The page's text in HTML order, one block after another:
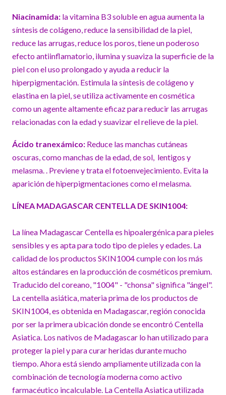
Niacinamida: la vitamina B3 soluble en agua aumenta la
síntesis de colágeno, reduce la sensibilidad de la piel,
reduce las arrugas, reduce los poros, tiene un poderoso
efecto antiinflamatorio, ilumina y suaviza la superficie de la
piel con el uso prolongado y ayuda a reducir la
hiperpigmentación. Estimula la síntesis de colágeno y
elastina en la piel, se utiliza activamente en cosmética
como un agente altamente eficaz para reducir las arrugas
relacionadas con la edad y suavizar el relieve de la piel.
Ácido tranexámico: Reduce las manchas cutáneas
oscuras, como manchas de la edad, de sol, lentigos y
melasma. . Previene y trata el fotoenvejecimiento. Evita la
aparición de hiperpigmentaciones como el melasma.
LÍNEA MADAGASCAR CENTELLA DE SKIN1004:
La línea Madagascar Centella es hipoalergénica para pieles
sensibles y es apta para todo tipo de pieles y edades. La
calidad de los productos SKIN1004 cumple con los más
altos estándares en la producción de cosméticos premium.
Traducido del coreano, "1004" - "chonsa" significa "ángel".
La centella asiática, materia prima de los productos de
SKIN1004, es obtenida en Madagascar, región conocida
por ser la primera ubicación donde se encontró Centella
Asiatica. Los nativos de Madagascar lo han utilizado para
proteger la piel y para curar heridas durante mucho
tiempo. Ahora está siendo ampliamente utilizada con la
combinación de tecnología moderna como activo
farmacéutico incalculable. La Centella Asiatica utilizada